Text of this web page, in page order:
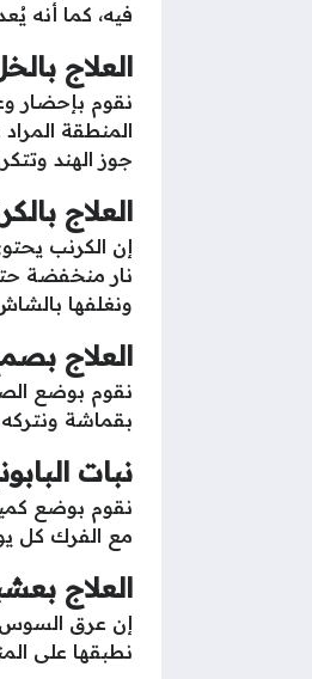
فيه، كما أنه
العلاج
المنطقة
جوز الهند
العلاج
إن الكرنب
نار منخفضة
ونغلفها
العلاج
نقوم بوضع
بقماشة
نبات
نقوم بوضع
مع الفرك كل
العلاج
إن عرق السوس
نطبقها على